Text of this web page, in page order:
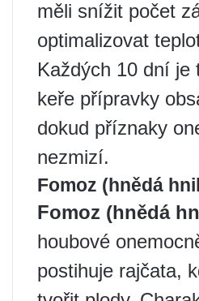
měli snížit počet
optimalizovat
Každých 10 dní je
keře přípravky
dokud příznaky
nezmizí.
Fomoz (hnědá
Fomoz (hnědá
houbové
postihuje rajčata,